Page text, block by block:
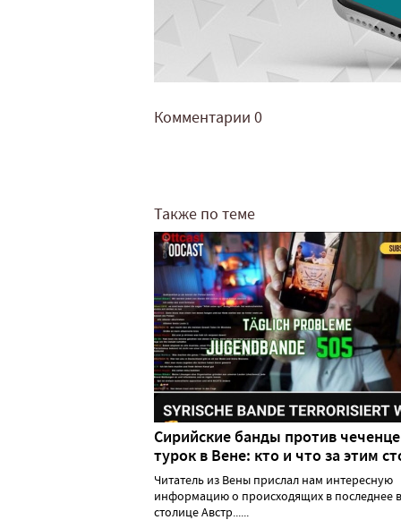
Комментарии 0
Также по теме
Сирийские банды против
турок в Вене: кто и что за этим
Читатель из Вены прислал нам интересную
информацию о происходящих в последнее
столице Австр......